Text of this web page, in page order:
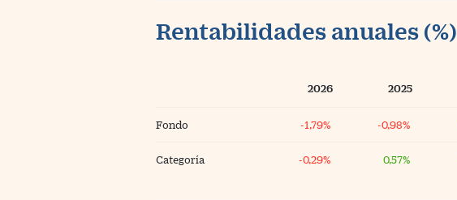
Rentabilidades anuales (%)
2026 2025
Fondo -1,79% -0,98%
Categoría -0,29% 0,57%